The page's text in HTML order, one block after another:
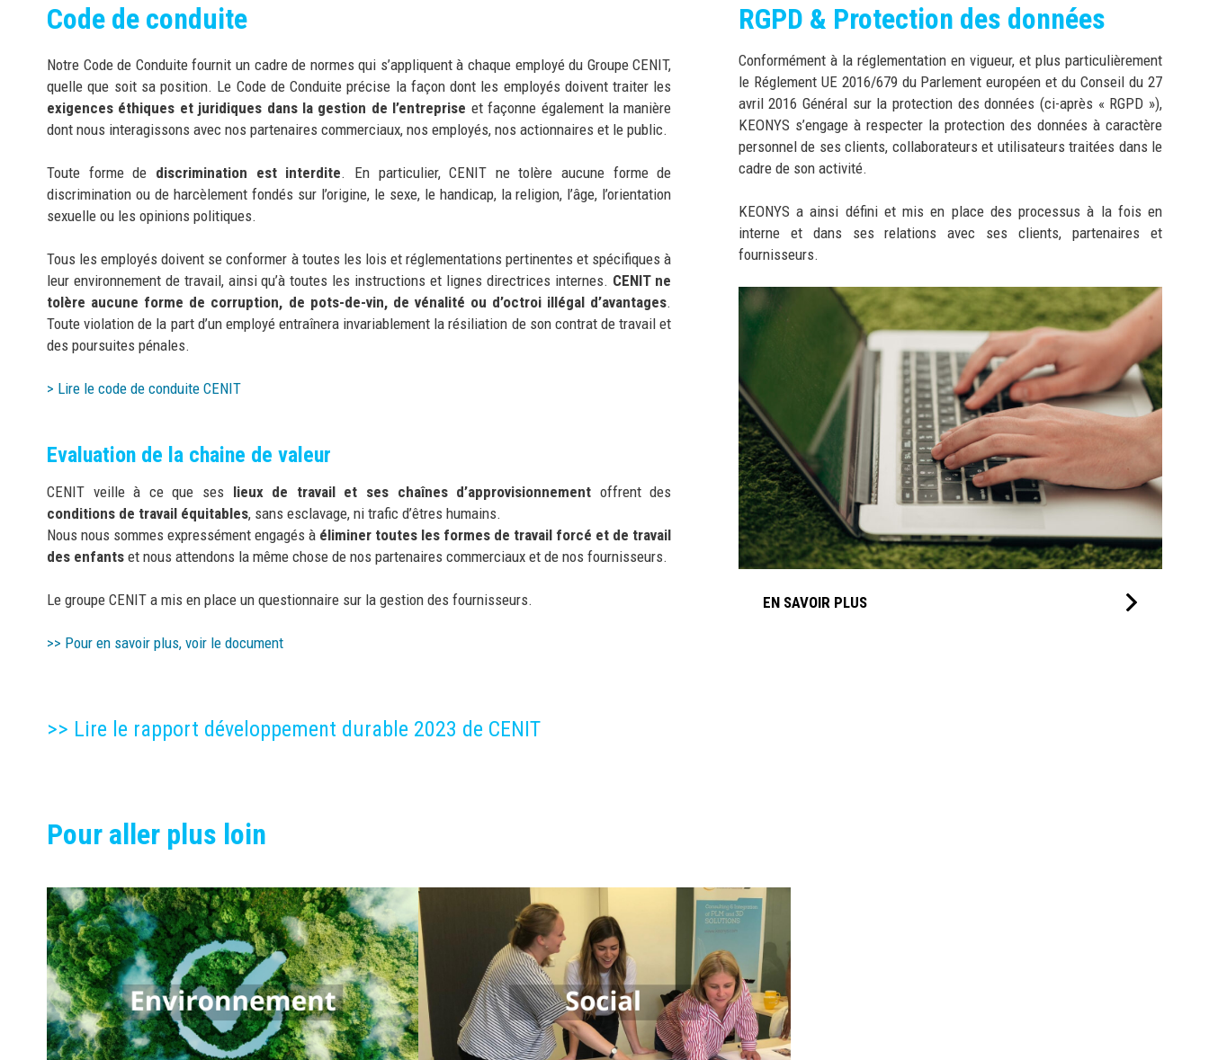
Code de conduite
Notre Code de Conduite fournit un cadre de normes qui s’appliquent à chaque employé du Groupe CENIT,
quelle que soit sa position. Le Code de Conduite précise la façon dont les employés doivent traiter les
exigences éthiques et juridiques dans la gestion de l’entreprise et façonne également la manière
dont nous interagissons avec nos partenaires commerciaux, nos employés, nos actionnaires et le public.
Toute forme de discrimination est interdite. En particulier, CENIT ne tolère aucune forme de
discrimination ou de harcèlement fondés sur l’origine, le sexe, le handicap, la religion, l’âge, l’orientation
sexuelle ou les opinions politiques.
Tous les employés doivent se conformer à toutes les lois et réglementations pertinentes et spécifiques à
leur environnement de travail, ainsi qu’à toutes les instructions et lignes directrices internes. CENIT ne
tolère aucune forme de corruption, de pots-de-vin, de vénalité ou d’octroi illégal d’avantages.
Toute violation de la part d’un employé entraînera invariablement la résiliation de son contrat de travail et
des poursuites pénales.
> Lire le code de conduite CENIT
Evaluation de la chaine de valeur
CENIT veille à ce que ses lieux de travail et ses chaînes d’approvisionnement offrent des
conditions de travail équitables, sans esclavage, ni trafic d’êtres humains.
Nous nous sommes expressément engagés à éliminer toutes les formes de travail forcé et de travail
des enfants et nous attendons la même chose de nos partenaires commerciaux et de nos fournisseurs.
Le groupe CENIT a mis en place un questionnaire sur la gestion des fournisseurs. ​
>> Pour en savoir plus, voir le document
>> Lire le rapport développement durable 2023 de CENIT
RGPD & Protection des données
Conformément à la réglementation en vigueur, et plus particulièrement
le Réglement UE 2016/679 du Parlement européen et du Conseil du 27
avril 2016 Général sur la protection des données (ci-après « RGPD »),
KEONYS s’engage à respecter la protection des données à caractère
personnel de ses clients, collaborateurs et utilisateurs traitées dans le
cadre de son activité.
KEONYS a ainsi défini et mis en place des processus à la fois en
interne et dans ses relations avec ses clients, partenaires et
fournisseurs.
EN SAVOIR PLUS
Pour aller plus loin